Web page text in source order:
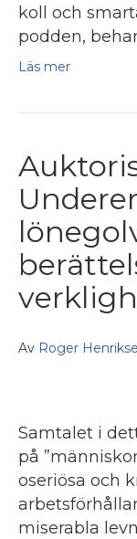
koll och
podden,
Läs mer
Av Roger
Samtalet i
på
oseriösa och
miserabla